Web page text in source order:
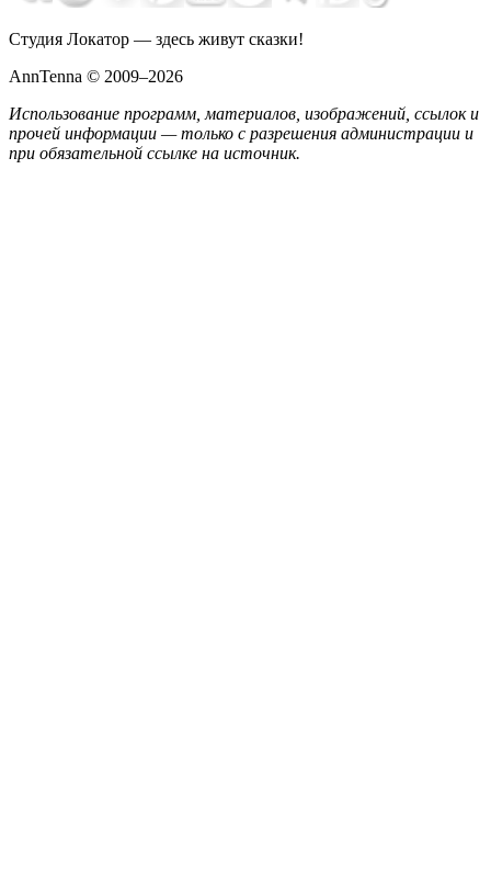
Студия Локатор — здесь живут сказки!
AnnTenna © 2009–2026
Использование программ, материалов, изображений, ссылок и
прочей информации — только с разрешения администрации и
при обязательной ссылке на источник.